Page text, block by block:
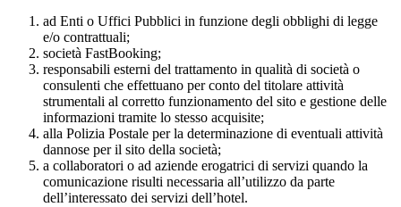
ad Enti o Uffici Pubblici in funzione degli obblighi di legge
e/o contrattuali;
società FastBooking;
responsabili esterni del trattamento in qualità di società o
consulenti che effettuano per conto del titolare attività
strumentali al corretto funzionamento del sito e gestione delle
informazioni tramite lo stesso acquisite;
alla Polizia Postale per la determinazione di eventuali attività
dannose per il sito della società;
a collaboratori o ad aziende erogatrici di servizi quando la
comunicazione risulti necessaria all’utilizzo da parte
dell’interessato dei servizi dell’hotel.